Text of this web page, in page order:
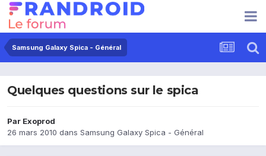
Samsung Galaxy Spica - Général
Quelques questions sur le spica
Par Exoprod
26 mars 2010 dans Samsung Galaxy Spica - Général